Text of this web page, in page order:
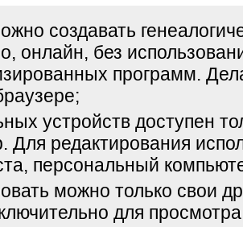
создавать
онлайн, без
программ.
устройств доступен
Для редактирования
персональный
можно только свои
для